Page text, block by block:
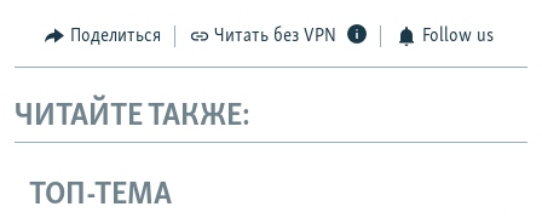
Поделиться Читать без VPN Follow us
ЧИТАЙТЕ ТАКЖЕ:
ТОП-ТЕМА